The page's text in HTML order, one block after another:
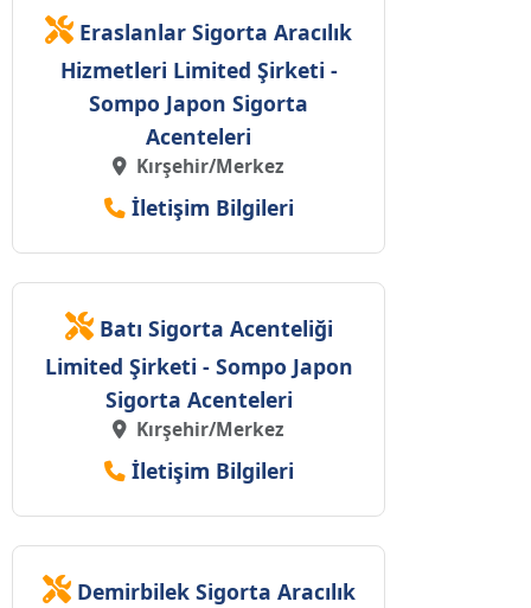
Eraslanlar Sigorta Aracılık
Hizmetleri Limited Şirketi -
Sompo Japon Sigorta
Acenteleri
Kırşehir/Merkez
İletişim Bilgileri
Batı Sigorta Acenteliği
Limited Şirketi - Sompo Japon
Sigorta Acenteleri
Kırşehir/Merkez
İletişim Bilgileri
Demirbilek Sigorta Aracılık